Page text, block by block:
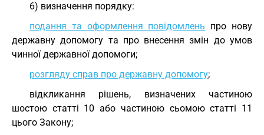
6) визначення порядку:
подання та оформлення повідомлень про нову
державну допомогу та про внесення змін до умов
чинної державної допомоги;
розгляду справ про державну допомогу;
відкликання рішень, визначених частиною
шостою статті 10 або частиною сьомою статті 11
цього Закону;